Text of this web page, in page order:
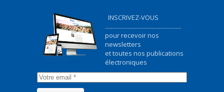
INSCRIVEZ-VOUS
...................................................
pour recevoir nos
newsletters
et toutes nos publications
électroniques